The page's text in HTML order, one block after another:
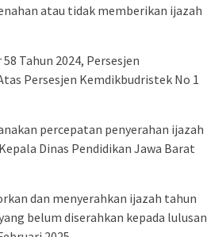
atau tidak memberikan ijazah
Tahun 2024, Persesjen
Persesjen Kemdikbudristek No 1
percepatan penyerahan ijazah
Dinas Pendidikan Jawa Barat
dan menyerahkan ijazah tahun
belum diserahkan kepada lulusan